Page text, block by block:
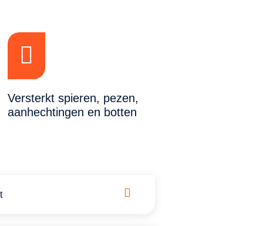
Versterkt spieren, pezen,
aanhechtingen en botten